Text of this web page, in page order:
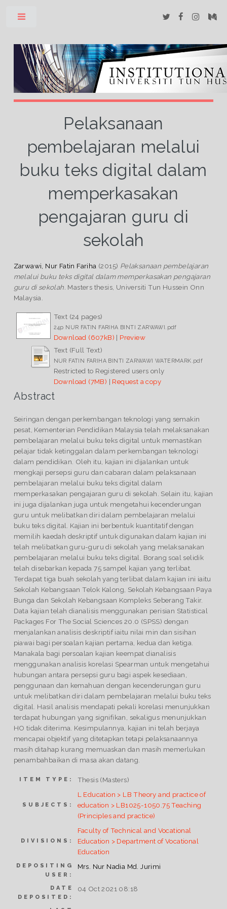
Pelaksanaan
pembelajaran melalui
buku teks digital dalam
memperkasakan
pengajaran guru di
sekolah
Zarwawi, Nur Fatin Fariha (2015) Pelaksanaan pembelajaran
melalui buku teks digital dalam memperkasakan pengajaran
guru di sekolah. Masters thesis, Universiti Tun Hussein Onn
Malaysia.
Text (24 pages)
24p NUR FATIN FARIHA BINTI ZARWAWI.pdf
Download (607kB) | Preview
Text (Full Text)
NUR FATIN FARIHA BINTI ZARWAWI WATERMARK.pdf
Restricted to Registered users only
Download (7MB) | Request a copy
Abstract
Seiringan dengan perkembangan teknologi yang semakin
pesat, Kementerian Pendidikan Malaysia telah melaksanakan
pembelajaran melalui buku teks digital untuk memastikan
pelajar tidak ketinggalan dalam perkembangan teknologi
dalam pendidikan. Oleh itu, kajian ini dijalankan untuk
mengkaji persepsi guru dan cabaran dalam pelaksanaan
pembelajaran melalui buku teks digital dalam
memperkasakan pengajaran guru di sekolah. Selain itu, kajian
ini juga dijalankan juga untuk mengetahui kecenderungan
guru untuk melibatkan diri dalam pembelajaran melalui
buku teks digital. Kajian ini berbentuk kuantitatif dengan
memilih kaedah deskriptif untuk digunakan dalam kajian ini
telah melibatkan guru-guru di sekolah yang melaksanakan
pembelajaran melalui buku teks digital. Borang soal selidik
telah disebarkan kepada 75 sampel kajian yang terlibat.
Terdapat tiga buah sekolah yang terlibat dalam kajian ini iaitu
Sekolah Kebangsaan Telok Kalong, Sekolah Kebangsaan Paya
Bunga dan Sekolah Kebangsaan Kompleks Seberang Takir.
Data kajian telah dianalisis menggunakan perisian Statistical
Packages For The Social Sciences 20.0 (SPSS) dengan
menjalankan analisis deskriptif iaitu nilai min dan sisihan
piawai bagi persoalan kajian pertama, kedua dan ketiga.
Manakala bagi persoalan kajian keempat dianalisis
menggunakan analisis korelasi Spearman untuk mengetahui
hubungan antara persepsi guru bagi aspek kesediaan,
penggunaan dan kemahuan dengan kecenderungan guru
untuk melibatkan diri dalam pembelajaran melalui buku teks
digital. Hasil analisis mendapati pekali korelasi menunjukkan
terdapat hubungan yang signifikan, sekaligus menunjukkan
HO tidak diterima. Kesimpulannya, kajian ini telah berjaya
mencapai objektif yang ditetapkan tetapi pelaksanaannya
masih ditahap kurang memuaskan dan masih memerlukan
penambahbaikan di masa akan datang.
ITEM TYPE: Thesis (Masters)
SUBJECTS:
L Education > LB Theory and practice of
education > LB1025-1050.75 Teaching
(Principles and practice)
DIVISIONS:
Faculty of Technical and Vocational
Education > Department of Vocational
Education
DEPOSITING
USER:
Mrs. Nur Nadia Md. Jurimi
DATE
DEPOSITED:
04 Oct 2021 08:18